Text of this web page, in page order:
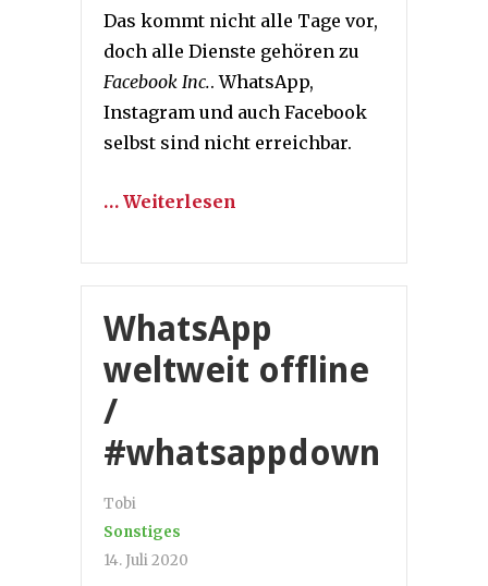
Das kommt nicht alle Tage vor,
doch alle Dienste gehören zu
Facebook Inc.. WhatsApp,
Instagram und auch Facebook
selbst sind nicht erreichbar.
… Weiterlesen
WhatsApp
weltweit offline
/
#whatsappdown
Tobi
Sonstiges
14. Juli 2020